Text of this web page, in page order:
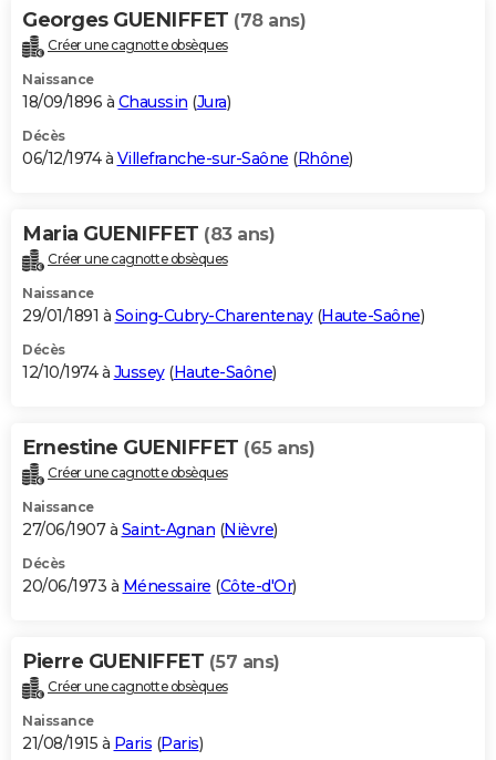
Georges GUENIFFET (78 ans)
Créer une cagnotte obsèques
Naissance
18/09/1896 à Chaussin (Jura)
Décès
06/12/1974 à Villefranche-sur-Saône (Rhône)
Maria GUENIFFET (83 ans)
Créer une cagnotte obsèques
Naissance
29/01/1891 à Soing-Cubry-Charentenay(Haute-Saône)
Décès
12/10/1974 à Jussey(Haute-Saône)
Ernestine GUENIFFET (65 ans)
Créer une cagnotte obsèques
Naissance
27/06/1907 à Saint-Agnan (Nièvre)
Décès
20/06/1973 à Ménessaire (Côte-d'Or)
Pierre GUENIFFET (57 ans)
Créer une cagnotte obsèques
Naissance
21/08/1915 à Paris (Paris)